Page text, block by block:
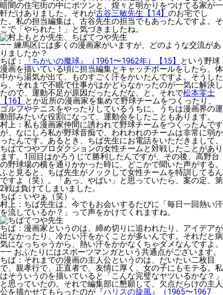
暗闇の住宅街の中にポツンと、煌々と明かりをつけてる家が一
軒だけありました。それが古谷三敏先生【14】 のお宅でし
た。私の担当編集は、古谷先生の担当でもあったんですよ。そ
こで「やられた！」と気づきましたね。
—— 練馬区には多くの漫画家がいますが、どのような交流があ
りましたか？
ちば ： 『ちかいの魔球』（1961〜1962年）【15】
という野球
漫画を描いている頃に担当編集とキャッチボールをしたら、体
中から湯気が出て、ものすごく汗をかいたんですよ。そうした
ら、それまで不眠で仕事がはかどらなかったのが一気に解決し
たので、運動不足が原因だったんだな、と。それで松本零士
【16】
とか近所の漫画家を集めて野球チームをつくったり、
ゴルフやテニスをやったりしているうちに、うちは漫画界の運
動部みたいな役割になって、運動会をしたこともあります。
村上 ：私も漫画家仲間に誘われて野球チームをつくったんです
が、なにしろ私が野球音痴で、われわれのチームは非常に弱か
ったんです。あるとき、ちば先生にお電話をいただきまして、
ちばてつやプロダクションの女性チームと対戦したことがあり
ます。1回目はかろうじて勝利したんですが、その後、高野台
の野球場の横を通りかかった時に、どこかで聞いた声がする。
ふと見ると、ちば先生がノックして女性チームを特訓してるん
ですよ（笑）。「あっ、やばい」と思っていたら、案の定、第
2戦は負けてしまいました。
ちば ：いやぁ（笑）。
村上 ：ちば先生は、今でもお会いするたびに「毎日一回熱い汗
を流しているか？」って声をかけてくれますね。
ちば ：漫画家というのは、締め切りに追われたり、アイデアが
出なかったり、冷たい汗をかくことが多いんです。それだと病
気になっちゃうから、熱い汗をかかなくちゃダメなんですよ。
—— おふたりにはスポーツマンガという共通点がございます。
ちば ：それまでの漫画の主人公というのは、だいたい二枚目
で、親孝行で、正直者で、友情に厚く、女の子にもモテる。私
はそういうのを描いていると「こんな完璧なヤツいるかな？」
と思っていたの。それで編集部に懇願して、欠点だらけの主人
公を描かせてもらったのが 『ハリスの旋風』（1965〜1967